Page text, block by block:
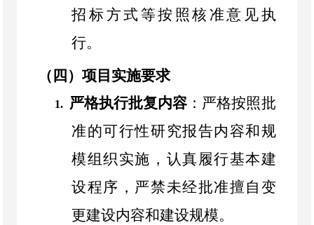
招标方式等按照核准意见执
行。
（四）项目实施要求
1. 严格执行批复内容 ：严格按照批
准的可行性研究报告内容和规
模组织实施，认真履行基本建
设程序，严禁未经批准擅自变
更建设内容和建设规模。